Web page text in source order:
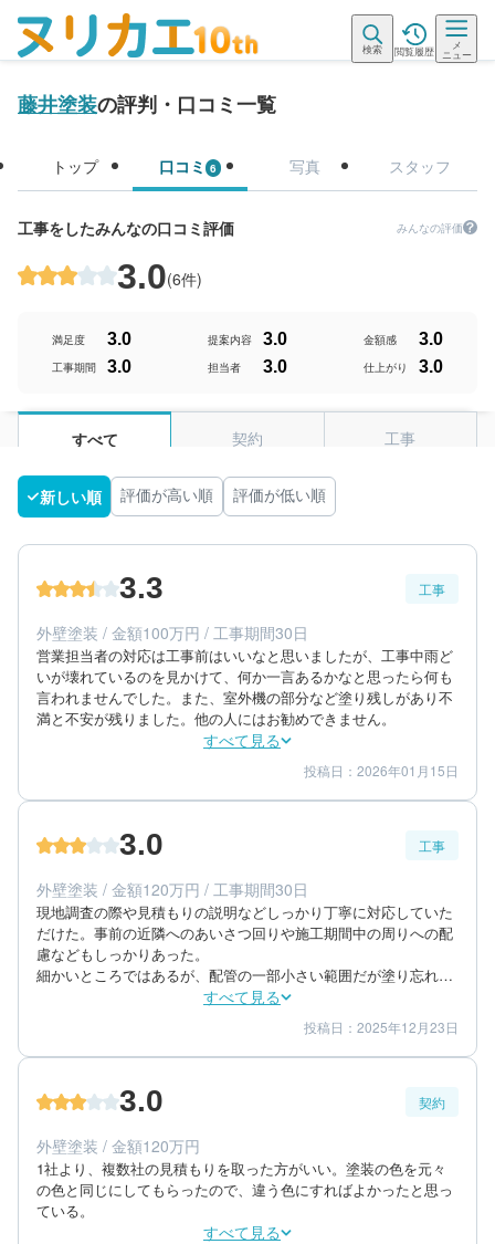
検索 閲覧履歴
メ
ニュー
藤井塗装の評判・口コミ一覧
トップ 口コミ 6 写真 スタッフ
工事をしたみんなの口コミ評価 みんなの評価
3.0(6件)
満足度 3.0 提案内容 3.0 金額感 3.0
工事期間 3.0 担当者 3.0 仕上がり 3.0
すべて 契約 工事
新しい順 評価が高い順 評価が低い順
3.3 工事
外壁塗装 / 金額100万円 / 工事期間30日
営業担当者の対応は工事前はいいなと思いましたが、工事中雨ど
いが壊れているのを見かけて、何か一言あるかなと思ったら何も
言われませんでした。また、室外機の部分など塗り残しがあり不
満と不安が残りました。他の人にはお勧めできません。
すべて見る
仕上がり 3
満足度 2
40代/男性/一戸建て
築年数：10年
投稿日：2026年01月15日
3.0 工事
外壁塗装 / 金額120万円 / 工事期間30日
現地調査の際や見積もりの説明などしっかり丁寧に対応していた
だけた。事前の近隣へのあいさつ回りや施工期間中の周りへの配
慮などもしっかりあった。
細かいところではあるが、配管の一部小さい範囲だが塗り忘れの
すべて見る
仕上がり 3
満足度 3
70代/男性/一戸建て
築年数：30年
投稿日：2025年12月23日
3.0 契約
外壁塗装 / 金額120万円
1社より、複数社の見積もりを取った方がいい。塗装の色を元々
の色と同じにしてもらったので、違う色にすればよかったと思っ
ている。
すべて見る